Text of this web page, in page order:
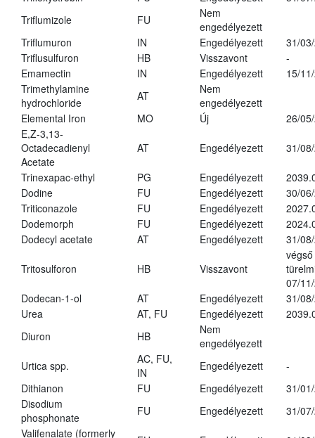
Triflumizole
FU
Nem
engedélyezett
Triflumuron
IN Engedélyezett
31/
Triflusulfuron
HB Visszavont
-
Emamectin
IN Engedélyezett
15/
Trimethylamine
hydrochloride
AT
Nem
engedélyezett
Elemental Iron
MO Új
26/
E,Z-3,13-
Octadecadienyl
Acetate
AT Engedélyezett 31/
Trinexapac-ethyl PG Engedélyezett
Dodine
FU Engedélyezett
30/
Triticonazole
FU Engedélyezett
Dodemorph
FU Engedélyezett
Dodecyl acetate
AT Engedélyezett 31/
Tritosulforon HB Visszavont
végső
07/
Dodecan-1-ol
AT Engedélyezett
31/
Urea
AT, FU Engedélyezett
Diuron
HB
Nem
engedélyezett
Urtica spp.
AC, FU,
IN
Engedélyezett
-
Dithianon
FU Engedélyezett
31/
Disodium
phosphonate
FU Engedélyezett
31/
Valifenalate (formerly